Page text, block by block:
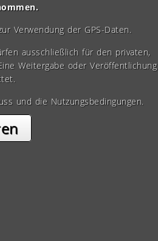
Verwendung der GPS-Daten.
ausschließlich für den privaten,
Weitergabe oder Veröffentlichung
und die Nutzungsbedingungen.